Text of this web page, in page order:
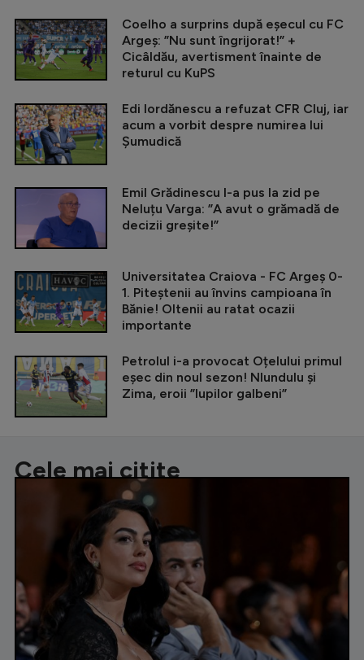
Coelho a surprins după eșecul cu FC
Argeș: ”Nu sunt îngrijorat!” +
Cicâldău, avertisment înainte de
returul cu KuPS
Edi Iordănescu a refuzat CFR Cluj, iar
acum a vorbit despre numirea lui
Șumudică
Emil Grădinescu l-a pus la zid pe
Neluțu Varga: ”A avut o grămadă de
decizii greșite!”
Universitatea Craiova - FC Argeș 0-
1. Piteștenii au învins campioana în
Bănie! Oltenii au ratat ocazii
importante
Petrolul i-a provocat Oțelului primul
eșec din noul sezon! Nlundulu și
Zima, eroii ”lupilor galbeni”
Cele mai citite